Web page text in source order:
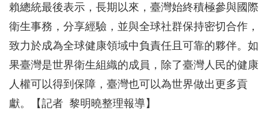
賴總統最後表示，長期以來，臺灣始終積極參與國際
衛生事務，分享經驗，並與全球社群保持密切合作，
致力於成為全球健康領域中負責任且可靠的夥伴。如
果臺灣是世界衛生組織的成員，除了臺灣人民的健康
人權可以得到保障，臺灣也可以為世界做出更多貢
獻。【記者 黎明曉整理報導】